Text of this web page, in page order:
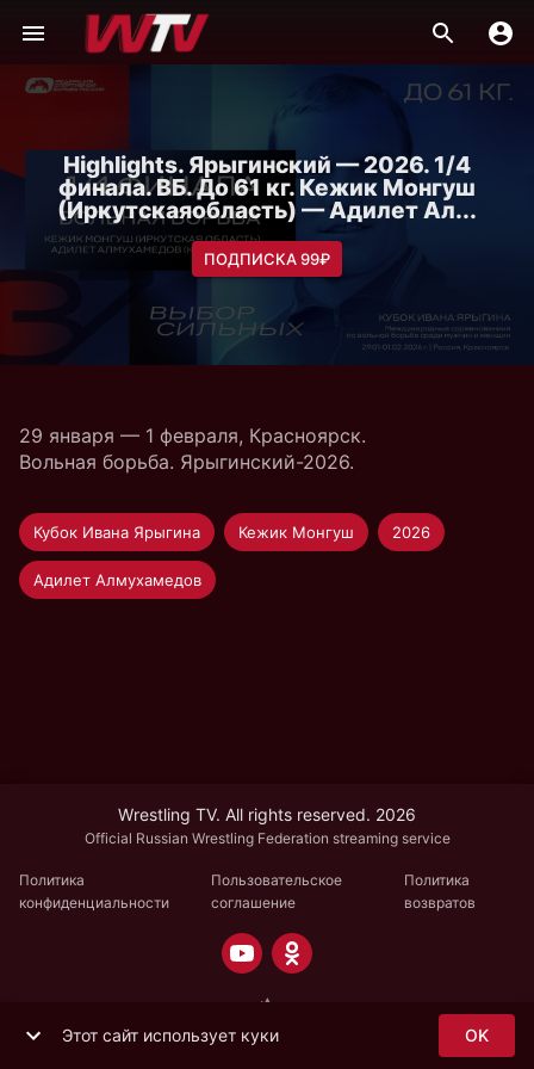
Highlights. Ярыгинский — 2026. 1/4
финала. ВБ. До 61 кг. Кежик Монгуш
(Иркутскаяобласть) — Адилет Ал...
ПОДПИСКА 99₽
29 января — 1 февраля, Красноярск.
Вольная борьба. Ярыгинский-2026.
Кубок Ивана Ярыгина Кежик Монгуш 2026
Адилет Алмухамедов
Wrestling TV. All rights reserved. 2026
Official Russian Wrestling Federation streaming service
Политика
конфиденциальности
Пользовательское
соглашение
Политика
возвратов
Этот сайт использует куки OK